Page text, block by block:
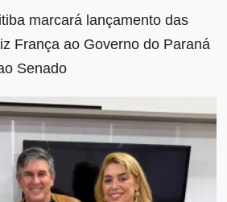
marcará lançamento das
França ao Governo do Paraná
Senado